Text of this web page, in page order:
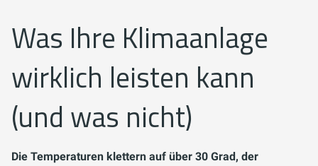
Was Ihre Klimaanlage
wirklich leisten kann
(und was nicht)
Die Temperaturen klettern auf über 30 Grad, der